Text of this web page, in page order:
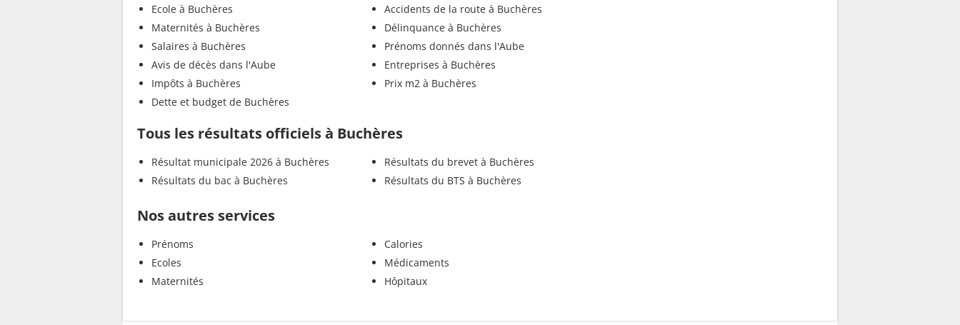
Ecole à Buchères
Maternités à Buchères
Salaires à Buchères
Avis de décès dans l'Aube
Impôts à Buchères
Dette et budget de Buchères
Accidents de la route à Buchères
Délinquance à Buchères
Prénoms donnés dans l'Aube
Entreprises à Buchères
Prix m2 à Buchères
Tous les résultats officiels à Buchères
Résultat municipale 2026 à Buchères
Résultats du bac à Buchères
Résultats du brevet à Buchères
Résultats du BTS à Buchères
Nos autres services
Prénoms
Ecoles
Maternités
Calories
Médicaments
Hôpitaux